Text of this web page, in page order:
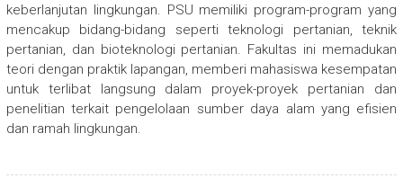
keberlanjutan lingkungan. PSU memiliki program-program yang
mencakup bidang-bidang seperti teknologi pertanian, teknik
pertanian, dan bioteknologi pertanian. Fakultas ini memadukan
teori dengan praktik lapangan, memberi mahasiswa kesempatan
untuk terlibat langsung dalam proyek-proyek pertanian dan
penelitian terkait pengelolaan sumber daya alam yang efisien
dan ramah lingkungan.